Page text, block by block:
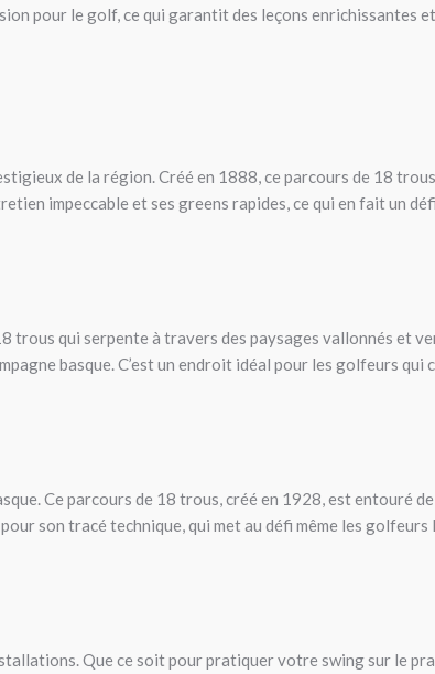
pour le golf, ce qui garantit des leçons enrichissantes
de la région. Créé en 1888, ce parcours de 18
impeccable et ses greens rapides, ce qui en fait un
trous qui serpente à travers des paysages vallonnés et
basque. C’est un endroit idéal pour les golfeurs qui
Ce parcours de 18 trous, créé en 1928, est entouré
son tracé technique, qui met au défi même les golfeurs
Que ce soit pour pratiquer votre swing sur le